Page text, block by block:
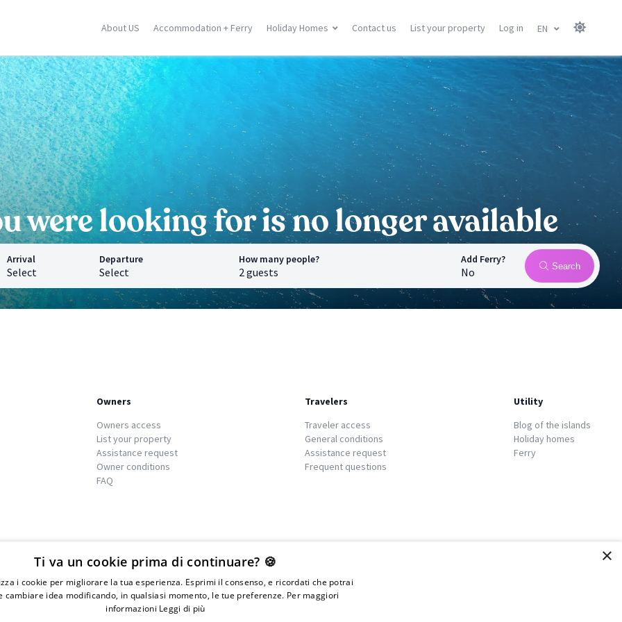
About US Accommodation + Ferry Holiday Homes
Vito Lo Capo
Corse
Porto Vecchio
Moriani
Ghisonaccia
Ile Rousse
Ajaccio
Calvi
Saint Florent
All locations
Greek Islands
Zante
Samos
Crete
Mykonos
Santorini
Corfu
All locations
Canary Islands
Gran Canary
Tenerife
Lanzarote
Fuerteventura
All locations
Balearic Islands
Menorca
Mallorca
Ibiza
All locations
Contact us List your property Log in EN
were looking for is no longer available
Arrival
Select
Departure
Select
How many people? Add Ferry?
No Search
Owners
Owners access
List your property
Assistance request
Owner conditions
FAQ
Travelers
Traveler access
General conditions
Assistance request
Frequent questions
Utility
Blog of the islands
Holiday homes
Ferry
We islands
01976730497 - Iscrizione C.I.A.A di
×
Ti va un cookie prima di continuare? 🍪
i cookie per migliorare la tua esperienza. Esprimi il consenso, e ricordati che potrai
cambiare idea modificando, in qualsiasi momento, le tue preferenze. Per maggiori
informazioni Leggi di più